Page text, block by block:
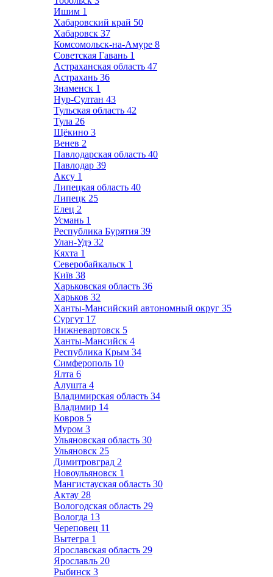
Ишим 1
Хабаровский край 50
Хабаровск 37
Комсомольск-на-Амуре 8
Советская Гавань 1
Астраханская область 47
Астрахань 36
Знаменск 1
Нур-Султан 43
Тульская область 42
Тула 26
Щёкино 3
Венев 2
Павлодарская область 40
Павлодар 39
Аксу 1
Липецкая область 40
Липецк 25
Елец 2
Усмань 1
Республика Бурятия 39
Улан-Удэ 32
Кяхта 1
Северобайкальск 1
Київ 38
Харьковская область 36
Харьков 32
Ханты-Мансийский автономный округ 35
Сургут 17
Нижневартовск 5
Ханты-Мансийск 4
Республика Крым 34
Симферополь 10
Ялта 6
Алушта 4
Владимирская область 34
Владимир 14
Ковров 5
Муром 3
Ульяновская область 30
Ульяновск 25
Димитровград 2
Новоульяновск 1
Мангистауская область 30
Актау 28
Вологодская область 29
Вологда 13
Череповец 11
Вытегра 1
Ярославская область 29
Ярославль 20
Рыбинск 3